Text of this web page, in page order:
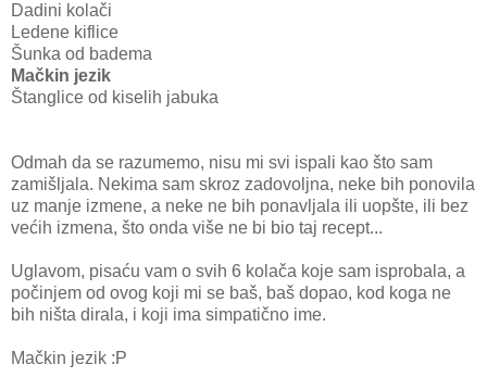
Dadini kolači
Ledene kiflice
Šunka od badema
Mačkin jezik
Štanglice od kiselih jabuka
Odmah da se razumemo, nisu mi svi ispali kao što sam
zamišljala. Nekima sam skroz zadovoljna, neke bih ponovila
uz manje izmene, a neke ne bih ponavljala ili uopšte, ili bez
većih izmena, što onda više ne bi bio taj recept...
Uglavom, pisaću vam o svih 6 kolača koje sam isprobala, a
počinjem od ovog koji mi se baš, baš dopao, kod koga ne
bih ništa dirala, i koji ima simpatično ime.
Mačkin jezik :P